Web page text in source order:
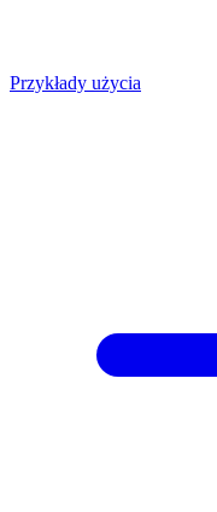
Przykłady użycia